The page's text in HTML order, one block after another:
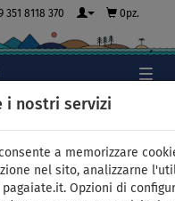
i nostri servizi
a memorizzare
nel sito, analizzarne
Opzioni di
351 8118 370 0pz.